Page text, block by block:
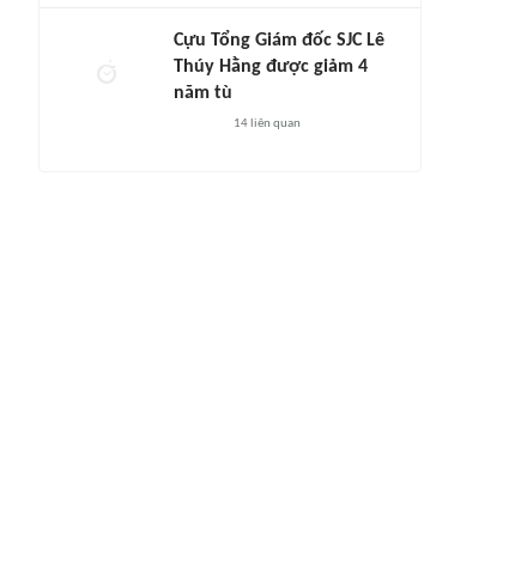
Cựu Tổng Giám đốc SJC Lê
Thúy Hằng được giảm 4
năm tù
14 liên quan